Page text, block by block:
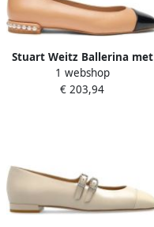
Stuart Weitz Ballerina met
parels
1 webshop
€ 203,94